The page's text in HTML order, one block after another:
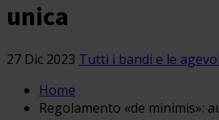
unica
27 Dic 2023 Tutti i bandi e le
Home
Regolamento «de minimis»: